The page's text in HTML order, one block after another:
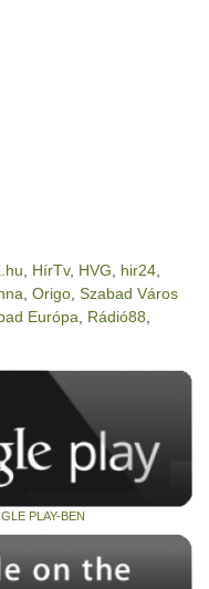
HírTv, HVG hir24
Origo Szabad Város
Európa Rádió88
PLAY-BEN